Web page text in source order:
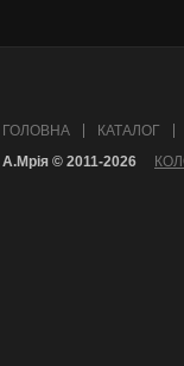
ГОЛОВНА КАТАЛОГ
А.Mрія © 2011-2026